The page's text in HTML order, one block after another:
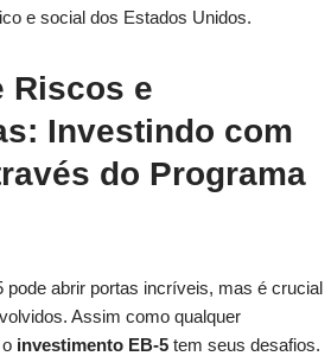
e social dos Estados Unidos.
Riscos e
Investindo com
do Programa
pode abrir portas incríveis, mas é crucial
Assim como qualquer
investimento EB-5 tem seus desafios.